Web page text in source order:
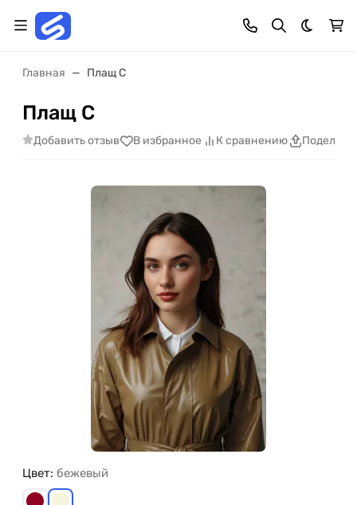
Темная
Главная Плащ С
Плащ С
Добавить отзыв В избранное К сравнению
Цвет: бежевый